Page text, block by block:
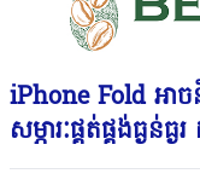
iPhone Fold អាច
សម្ភារៈផ្គត់ផ្គង់ធ្ង